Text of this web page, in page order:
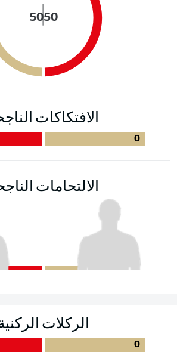
50
50
الافتكاكات
0
الالتحامات
الركلات
0